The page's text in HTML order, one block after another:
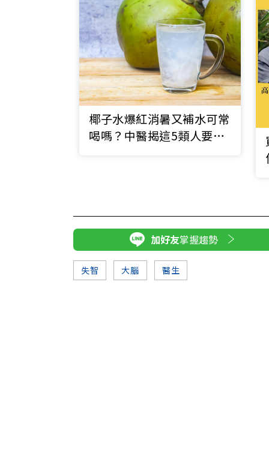
椰子水爆紅消暑又補水可常
喝嗎？中醫揭這5類人要注
加好友掌握趨勢
失智 大腦 醫生